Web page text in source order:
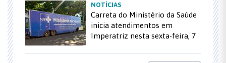
NOTÍCIAS
Carreta do Ministério da Saúde
inicia atendimentos em
Imperatriz nesta sexta-feira, 7